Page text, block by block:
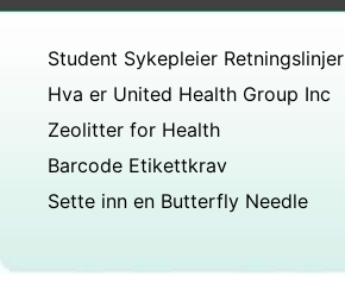
Student Sykepleier Retningslinjer
Hva er United Health Group Inc
Zeolitter for Health
Barcode Etikettkrav
Sette inn en Butterfly Needle